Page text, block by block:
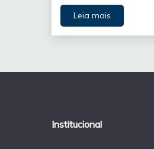
Leia mais
Institucional